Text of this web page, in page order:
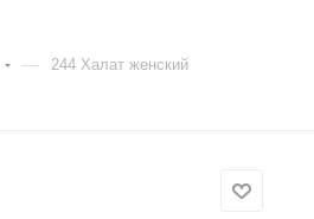
— 244 Халат женский